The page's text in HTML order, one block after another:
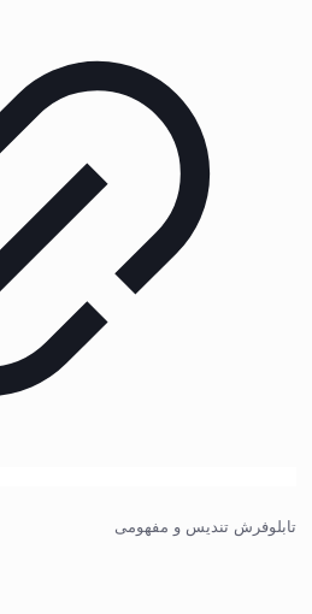
تابلوفرش تندیس و مفهومی